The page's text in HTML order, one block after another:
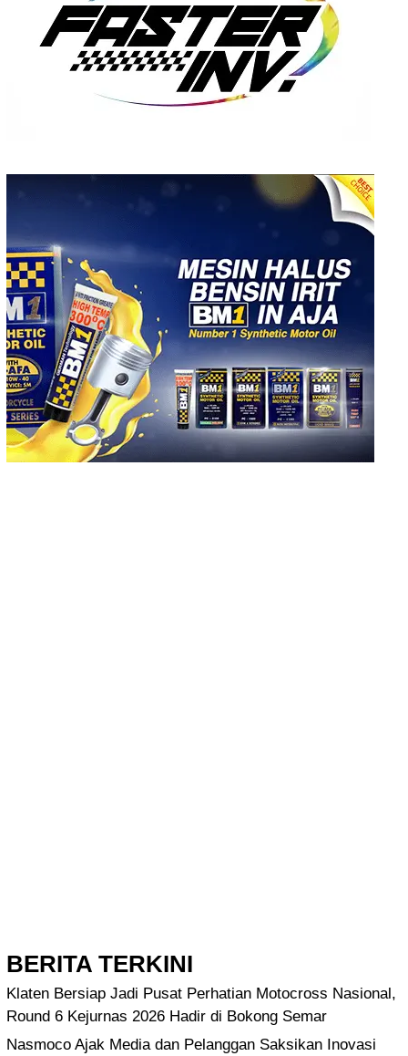
BERITA TERKINI
Klaten Bersiap Jadi Pusat Perhatian Motocross Nasional,
Round 6 Kejurnas 2026 Hadir di Bokong Semar
Nasmoco Ajak Media dan Pelanggan Saksikan Inovasi